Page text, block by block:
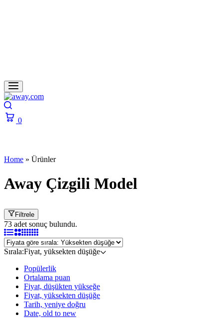
0
Home » Ürünler
Away Çizgili Model
Filtrele
73 adet sonuç bulundu.
Sırala:Fiyat, yüksekten düşüğe
Popülerlik
Ortalama puan
Fiyat, düşükten yükseğe
Fiyat, yüksekten düşüğe
Tarih, yeniye doğru
Date, old to new